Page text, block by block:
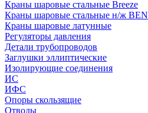
Краны шаровые стальные Breeze
Краны шаровые стальные н/ж
Краны шаровые латунные
Регуляторы давления
Детали трубопроводов
Заглушки эллиптические
Изолирующие соединения
ИС
ИФС
Опоры скользящие
Отводы